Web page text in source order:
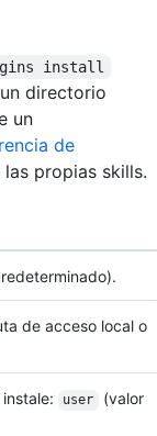
install
directorio
un
de
propias skills.
de acceso local o
instale: user
(valor